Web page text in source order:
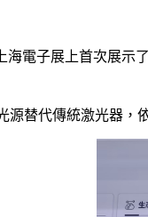
海電子展上首次展
源替代傳統激光器，